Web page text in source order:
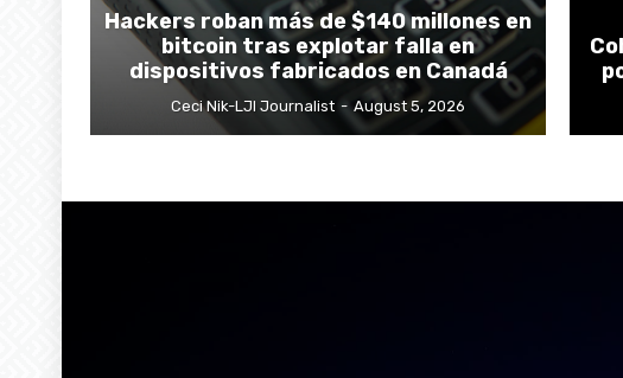
Hackers roban más de $140 millones en
bitcoin tras explotar falla en
dispositivos fabricados en Canadá
Ceci Nik-LJI Journalist - August 5, 2026